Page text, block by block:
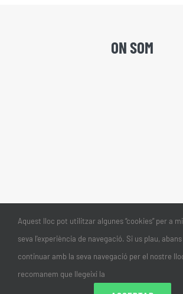
ON SOM
Aquest lloc pot utilitzar algunes “cookies” per a
seva l'experiència de navegació. Si us plau, abans
continuar amb la seva navegació per el nostre
recomanem que llegeixi la